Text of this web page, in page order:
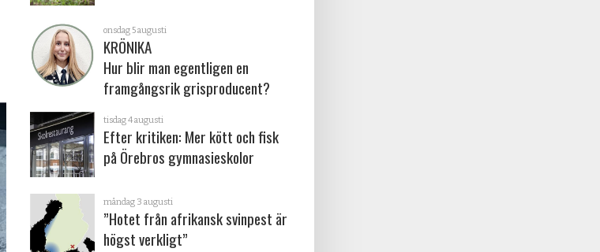
onsdag 5 augusti
KRÖNIKA
Hur blir man egentligen en
framgångsrik grisproducent?
tisdag 4 augusti
Efter kritiken: Mer kött och fisk
på Örebros gymnasieskolor
måndag 3 augusti
”Hotet från afrikansk svinpest är
högst verkligt”